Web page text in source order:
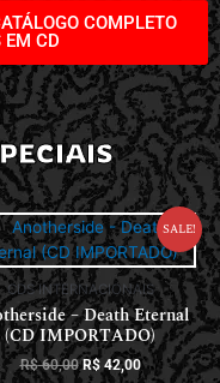
COMPLETO
EM CD
Sale!
CDS INTERNACIONAIS
– Death Eternal
(CD IMPORTADO)
R$60,00 R$42,00